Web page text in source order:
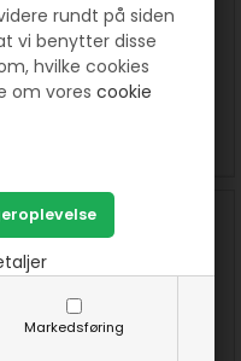
rundt på siden
vi benytter disse
hvilke cookies
om vorescookie
Markedsføring
Quiltetvest str 36-42 - som
PDF fil
60,00DKK